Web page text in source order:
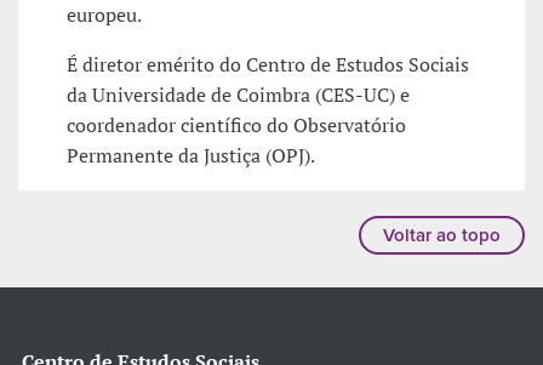
europeu.
É diretor emérito do Centro de Estudos Sociais
da Universidade de Coimbra (CES-UC) e
coordenador científico do Observatório
Permanente da Justiça (OPJ).
Voltar ao topo